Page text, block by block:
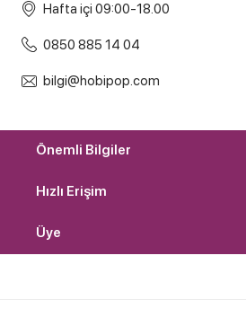
Hafta içi 09:00-18.00
0850 885 14 04
bilgi@hobipop.com
Önemli Bilgiler
Hızlı Erişim
Üye